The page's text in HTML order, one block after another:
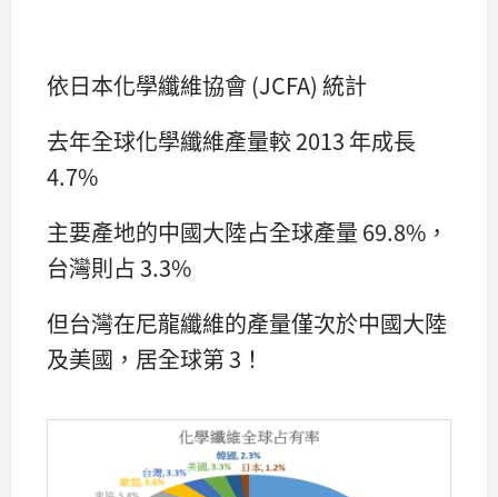
依日本化學纖維協會 (JCFA) 統計
去年全球化學纖維產量較 2013 年成長
4.7%
主要產地的中國大陸占全球產量 69.8%，
台灣則占 3.3%
但台灣在尼龍纖維的產量僅次於中國大陸
及美國，居全球第 3！